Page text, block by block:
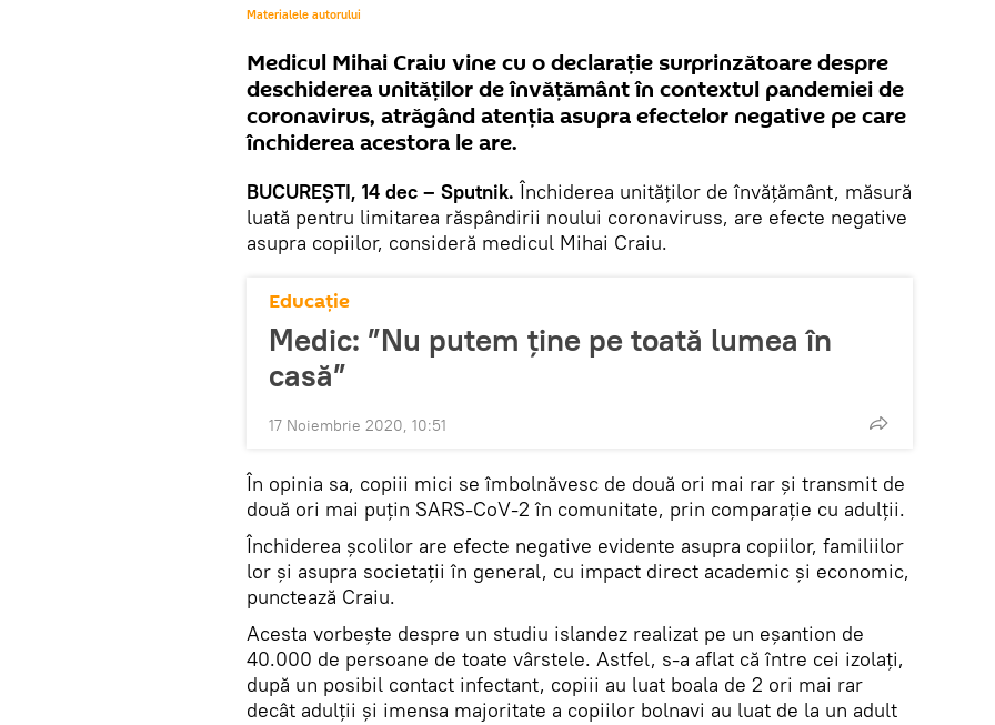
Materialele autorului
Medicul Mihai Craiu vine cu o declarație surprinzătoare despre
deschiderea unităților de învățământ în contextul pandemiei de
coronavirus, atrăgând atenția asupra efectelor negative pe care
închiderea acestora le are.
BUCUREȘTI, 14 dec – Sputnik. Închiderea unităților de învățământ, măsură
luată pentru limitarea răspândirii noului coronaviruss, are efecte negative
asupra copiilor, consideră medicul Mihai Craiu.
Educație
Medic: ”Nu putem ține pe toată lumea în
casă”
17 Noiembrie 2020, 10:51
În opinia sa, copiii mici se îmbolnăvesc de două ori mai rar și transmit de
două ori mai puțin SARS-CoV-2 în comunitate, prin comparație cu adulții.
Închiderea școlilor are efecte negative evidente asupra copiilor, familiilor
lor și asupra societații în general, cu impact direct academic și economic,
punctează Craiu.
Acesta vorbește despre un studiu islandez realizat pe un eșantion de
40.000 de persoane de toate vârstele. Astfel, s-a aflat că între cei izolați,
după un posibil contact infectant, copiii au luat boala de 2 ori mai rar
decât adulții și imensa majoritate a copiilor bolnavi au luat de la un adult